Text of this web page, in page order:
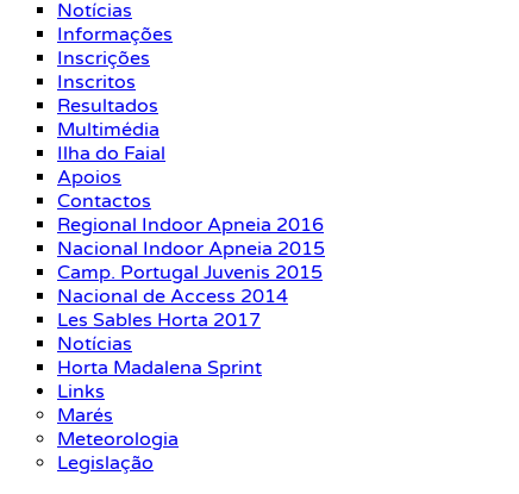
Notícias
Informações
Inscrições
Inscritos
Resultados
Multimédia
Ilha do Faial
Apoios
Contactos
Regional Indoor Apneia 2016
Nacional Indoor Apneia 2015
Camp. Portugal Juvenis 2015
Nacional de Access 2014
Les Sables Horta 2017
Notícias
Horta Madalena Sprint
Links
Marés
Meteorologia
Legislação